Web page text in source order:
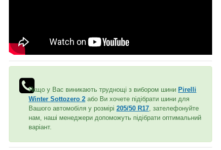
Якщо у Вас виникають труднощі з вибором шини Pirelli
Winter Sottozero 2 або Ви хочете підібрати шини для
Вашого автомобіля у розмірі 205/50 R17 , зателефонуйте
нам, наші менеджери допоможуть підібрати оптимальний
варіант.